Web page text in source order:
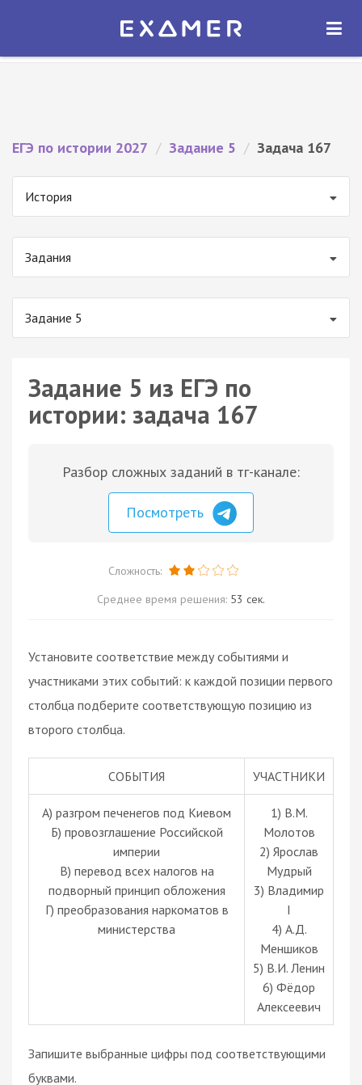
Экзамер — ЕГЭ 2027
ОТКРЫТЬ
ЕГЭ по истории 2027 / Задание 5 / Задача 167
История
Задания
Задание 5
Задание 5 из ЕГЭ по
истории: задача 167
Разбор сложных заданий в тг-канале:
Посмотреть
Сложность:
Среднее время решения: 53 сек.
Установите соответствие между событиями и
участниками этих событий: к каждой позиции первого
столбца подберите соответствующую позицию из
второго столбца.
СОБЫТИЯ УЧАСТНИКИ
А) разгром печенегов под Киевом
Б) провозглашение Российской
империи
В) перевод всех налогов на
подворный принцип обложения
Г) преобразования наркоматов в
министерства
1) В.М.
Молотов
2) Ярослав
Мудрый
3) Владимир
I
4) А.Д.
Меншиков
5) В.И. Ленин
6) Фёдор
Алексеевич
Запишите выбранные цифры под соответствующими
буквами.